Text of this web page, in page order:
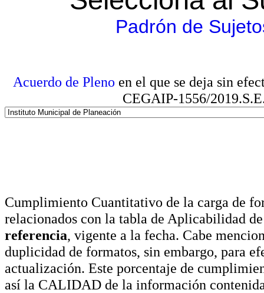
Padrón de
Acuerdo de Pleno en el que se deja sin
CEGAIP-1556/
Cumplimiento Cuantitativo de la carga de
relacionados con la tabla de Aplicabilidad
referencia, vigente a la fecha. Cabe
duplicidad de formatos, sin embargo, para
actualización. Este porcentaje de
así la CALIDAD de la información